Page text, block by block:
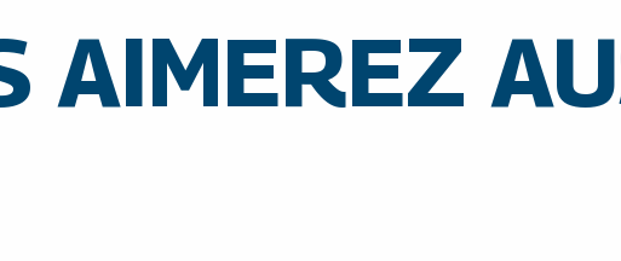
AIMEREZ